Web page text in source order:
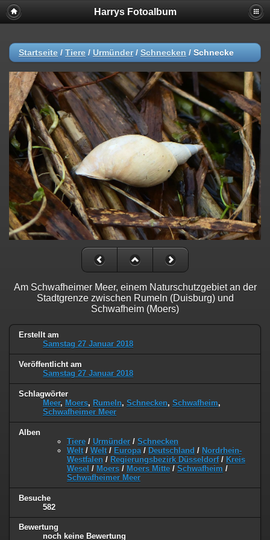
Harrys Fotoalbum
Startseite / Tiere / Urmünder/ Schnecken / Schnecke
Am Schwafheimer Meer, einem Naturschutzgebiet an der
Stadtgrenze zwischen Rumeln (Duisburg) und
Schwafheim (Moers)
Erstellt am
Samstag 27 Januar 2018
Veröffentlicht am
Samstag 27 Januar 2018
Schlagwörter
Meer, Moers, Rumeln, Schnecken, Schwafheim,
Schwafheimer Meer
Alben
Tiere / Urmünder / Schnecken
Welt / Welt / Europa / Deutschland / Nordrhein-
Westfalen / Regierungsbezirk Düsseldorf/ Kreis
Wesel / Moers / Moers Mitte / Schwafheim /
Schwafheimer Meer
Besuche
582
Bewertung
noch keine Bewertung